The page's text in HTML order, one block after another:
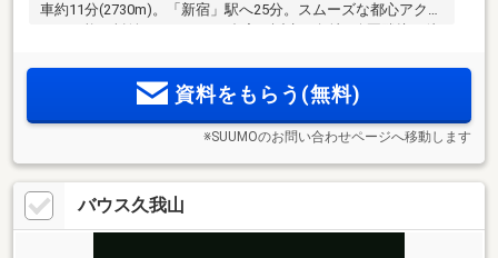
車約11分(2730m)。「新宿」駅へ25分。スムーズな都心アクセ
求／来場予約受付中】
資料をもらう(無料)
※SUUMOのお問い合わせページへ移動します
バウス久我山